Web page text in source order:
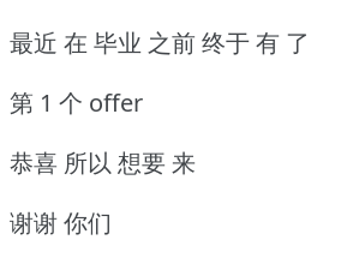
最近 在 毕业 之前 终于 有 了
第 1 个 offer
恭喜 所以 想要 来
谢谢 你们